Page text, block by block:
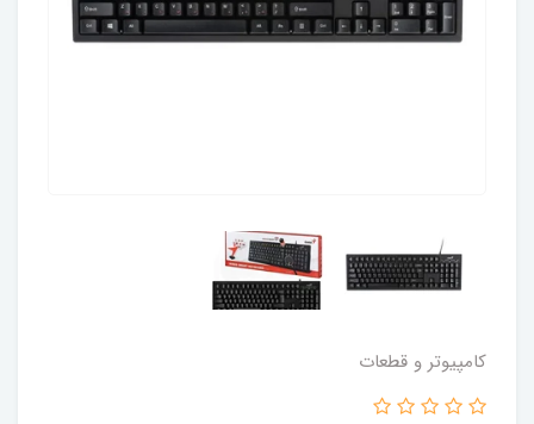
کامپیوتر و قطعات